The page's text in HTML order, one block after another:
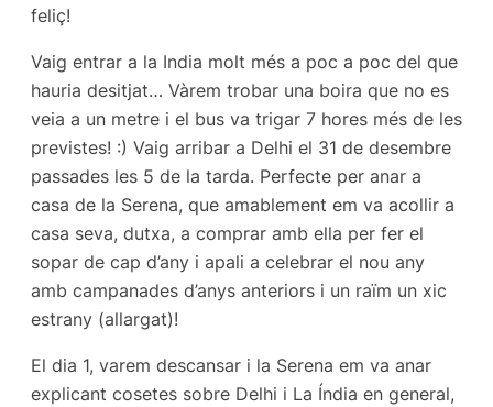
feliç!
Vaig entrar a la India molt més a poc a poc del que
hauria desitjat… Vàrem trobar una boira que no es
veia a un metre i el bus va trigar 7 hores més de les
previstes! :) Vaig arribar a Delhi el 31 de desembre
passades les 5 de la tarda. Perfecte per anar a
casa de la Serena, que amablement em va acollir a
casa seva, dutxa, a comprar amb ella per fer el
sopar de cap d’any i apali a celebrar el nou any
amb campanades d’anys anteriors i un raïm un xic
estrany (allargat)!
El dia 1, varem descansar i la Serena em va anar
explicant cosetes sobre Delhi i La Índia en general,